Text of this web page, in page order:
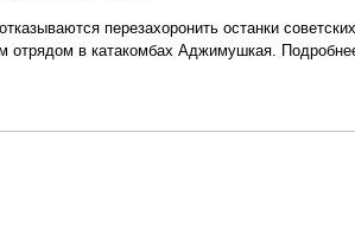
перезахоронить останки
отрядом в катакомбах Аджимушкая.